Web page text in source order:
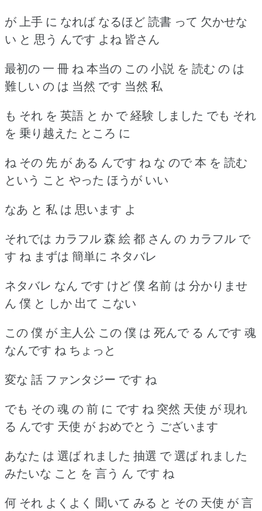
が 上手 に なれば なるほど 読書 って 欠かせな
い と 思う んです よね 皆さん
最初の 一 冊 ね 本当の この 小説 を 読む の は
難しい の は 当然 です 当然 私
も それ を 英語 と か で 経験 しました でも それ
を 乗り越えた ところ に
ね その 先 が ある んです ね な ので 本 を 読む
という こと やった ほうが いい
なあ と 私 は 思います よ
それでは カラフル 森 絵 都 さん の カラフル で
す ね まずは 簡単に ネタバレ
ネタバレ なん です けど 僕 名前 は 分かりませ
ん 僕 と しか 出て こない
この 僕 が 主人公 この 僕 は 死んで る んです 魂
なんです ね ちょっと
変な 話 ファンタジー です ね
でも その 魂 の 前 に です ね 突然 天使 が 現れ
る んです 天使 が おめでとう ございます
あなた は 選ば れました 抽選 で 選ば れました
みたいな こと を 言う ん です ね
何 それ よくよく 聞いて みる と その 天使 が 言